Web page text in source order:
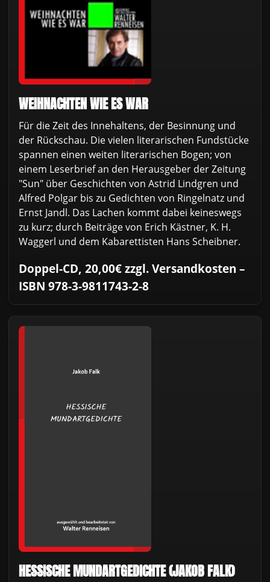
WEIHNACHTEN WIE ES WAR
Für die Zeit des Innehaltens, der Besinnung und
der Rückschau. Die vielen literarischen Fundstücke
spannen einen weiten literarischen Bogen; von
einem Leserbrief an den Herausgeber der Zeitung
"Sun" über Geschichten von Astrid Lindgren und
Alfred Polgar bis zu Gedichten von Ringelnatz und
Ernst Jandl. Das Lachen kommt dabei keineswegs
zu kurz; durch Beiträge von Erich Kästner, K. H.
Waggerl und dem Kabarettisten Hans Scheibner.
Doppel-CD, 20,00€ zzgl. Versandkosten –
ISBN 978-3-9811743-2-8
HESSISCHE MUNDARTGEDICHTE (JAKOB FALK)